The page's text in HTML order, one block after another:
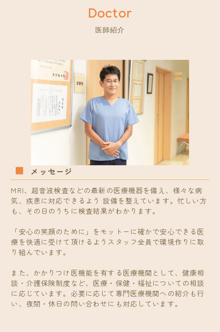
医師紹介
メッセージ
MRI、超音波検査などの最新の医療機器を備え、様々な病
気、疾患に対応できるよう 設備を整えています。忙しい方
も、その日のうちに検査結果がわかります。
「安心の笑顔のために」をモットーに確かで安心できる医
療を快適に受けて頂けるようスタッフ全員で環境作りに取
り組んでいます。
また、かかりつけ医機能を有する医療機関として、健康相
談・介護保険制度など、医療・保健・福祉についての相談
に応じています。必要に応じて専門医療機関への紹介も行
い、夜間・休日の問い合わせにも対応しています。